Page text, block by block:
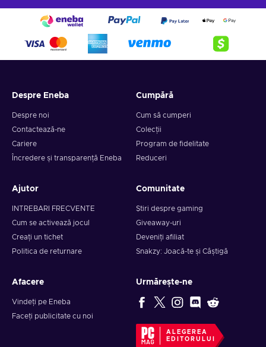
Despre Eneba
Despre noi
Contactează-ne
Cariere
Încredere și transparență Eneba
Cumpără
Cum să cumperi
Colecții
Program de fidelitate
Reduceri
Ajutor
INTREBARI FRECVENTE
Cum se activează jocul
Creați un tichet
Politica de returnare
Comunitate
Știri despre gaming
Giveaway-uri
Deveniți afiliat
Snakzy: Joacă-te și Câștigă
Afacere
Vindeți pe Eneba
Faceți publicitate cu noi
Urmărește-ne
ALEGEREA
EDITORULUI